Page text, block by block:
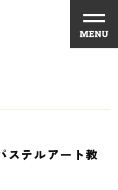
ステルアート教